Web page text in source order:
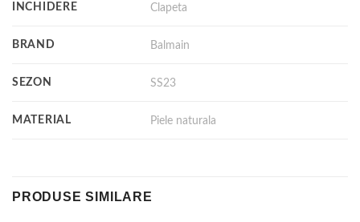
INCHIDERE Clapeta
BRAND Balmain
SEZON SS23
MATERIAL Piele naturala
PRODUSE SIMILARE